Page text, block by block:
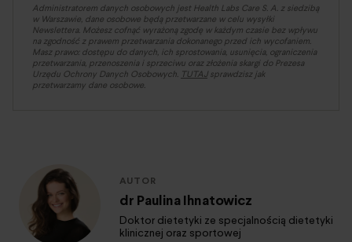
Administratorem danych osobowych jest Health Labs Care S. A. z siedzibą
w Warszawie, dane osobowe będą przetwarzane w celu wysyłki
Newslettera. Możesz cofnąć wyrażoną zgodę w każdym czasie bez wpływu
na zgodność z prawem przetwarzania dokonanego przed ich wycofaniem.
Masz prawo: dostępu do danych, ich sprostowania, usunięcia, ograniczenia
przetwarzania, przenoszenia i sprzeciwu oraz złożenia skargi do Prezesa
Urzędu Ochrony Danych Osobowych. TUTAJsprawdzisz jak
przetwarzamy dane osobowe.
AUTOR
dr Paulina Ihnatowicz
Doktor dietetyki ze specjalnością dietetyki
klinicznej oraz sportowej